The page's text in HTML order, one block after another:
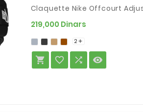
Claquette Nike Offcourt
219,000 Dinars
2 
   